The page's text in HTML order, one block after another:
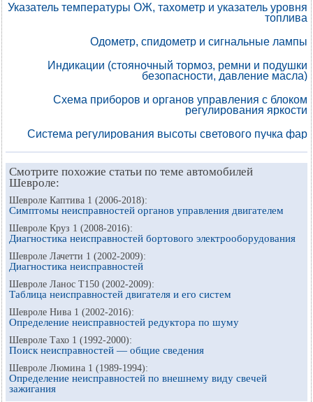
Указатель температуры ОЖ, тахометр и указатель уровня
топлива
Одометр, спидометр и сигнальные лампы
Индикации (стояночный тормоз, ремни и подушки
безопасности, давление масла)
Схема приборов и органов управления с блоком
регулирования яркости
Система регулирования высоты светового пучка фар
Смотрите похожие статьи по теме автомобилей
Шевроле:
Шевроле Каптива 1 (2006-2018):
Симптомы неисправностей органов управления двигателем
Шевроле Круз 1 (2008-2016):
Диагностика неисправностей бортового электрооборудования
Шевроле Лачетти 1 (2002-2009):
Диагностика неисправностей
Шевроле Ланос Т150 (2002-2009):
Таблица неисправностей двигателя и его систем
Шевроле Нива 1 (2002-2016):
Определение неисправностей редуктора по шуму
Шевроле Тахо 1 (1992-2000):
Поиск неисправностей — общие сведения
Шевроле Люмина 1 (1989-1994):
Определение неисправностей по внешнему виду свечей
зажигания